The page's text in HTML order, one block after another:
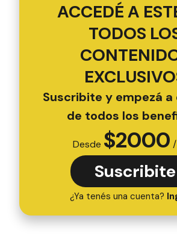
ACCEDÉ A
TODOS
Suscribite y empezá
de todos los
Desde $2000
Suscribite
¿Ya tenés una cuenta?